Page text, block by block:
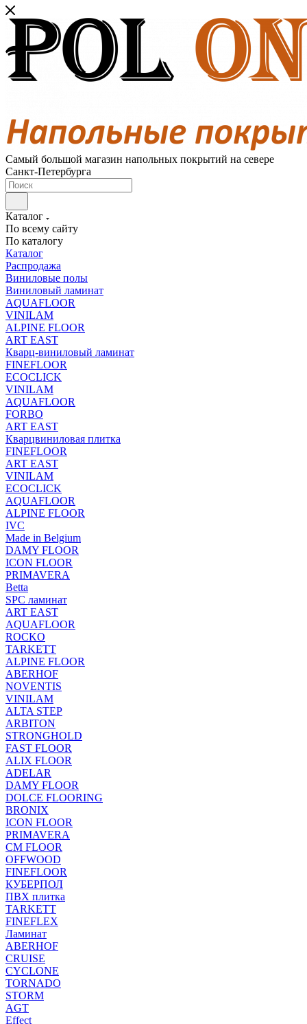
Самый большой магазин напольных покрытий на севере
Санкт-Петербурга
Каталог
По всему сайту
По каталогу
Каталог
Распродажа
Виниловые полы
Виниловый ламинат
AQUAFLOOR
VINILAM
ALPINE FLOOR
ART EAST
Кварц-виниловый ламинат
FINEFLOOR
ECOCLICK
VINILAM
AQUAFLOOR
FORBO
ART EAST
Кварцвиниловая плитка
FINEFLOOR
ART EAST
VINILAM
ECOCLICK
AQUAFLOOR
ALPINE FLOOR
IVC
Made in Belgium
DAMY FLOOR
ICON FLOOR
PRIMAVERA
Betta
SPC ламинат
ART EAST
AQUAFLOOR
ROCKO
TARKETT
ALPINE FLOOR
ABERHOF
NOVENTIS
VINILAM
ALTA STEP
ARBITON
STRONGHOLD
FAST FLOOR
ALIX FLOOR
ADELAR
DAMY FLOOR
DOLCE FLOORING
BRONIX
ICON FLOOR
PRIMAVERA
CM FLOOR
OFFWOOD
FINEFLOOR
КУБЕРПОЛ
ПВХ плитка
TARKETT
FINEFLEX
Ламинат
ABERHOF
CRUISE
CYCLONE
TORNADO
STORM
AGT
Effect